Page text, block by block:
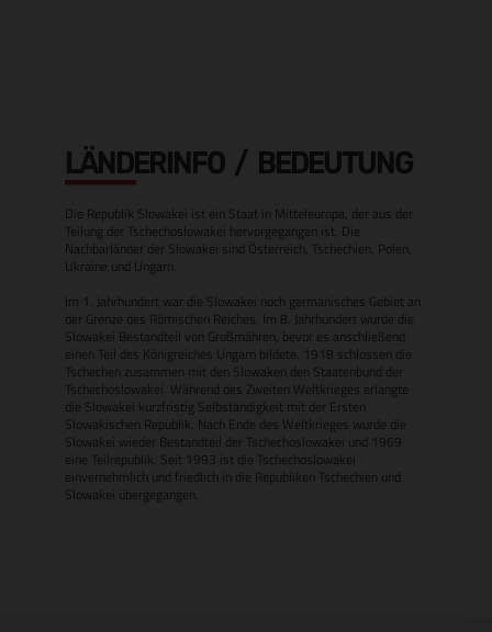
LÄNDERINFO / BEDEUTUNG
Die Republik Slowakei ist ein Staat in Mitteleuropa, der aus der
Teilung der Tschechoslowakei hervorgegangen ist. Die
Nachbarländer der Slowakei sind Österreich, Tschechien, Polen,
Ukraine und Ungarn.
Im 1. Jahrhundert war die Slowakei noch germanisches Gebiet an
der Grenze des Römischen Reiches. Im 8. Jahrhundert wurde die
Slowakei Bestandteil von Großmähren, bevor es anschließend
einen Teil des Königreiches Ungarn bildete. 1918 schlossen die
Tschechen zusammen mit den Slowaken den Staatenbund der
Tschechoslowakei. Während des Zweiten Weltkrieges erlangte
die Slowakei kurzfristig Selbständigkeit mit der Ersten
Slowakischen Republik. Nach Ende des Weltkrieges wurde die
Slowakei wieder Bestandteil der Tschechoslowakei und 1969
eine Teilrepublik. Seit 1993 ist die Tschechoslowakei
einvernehmlich und friedlich in die Republiken Tschechien und
Slowakei übergegangen.